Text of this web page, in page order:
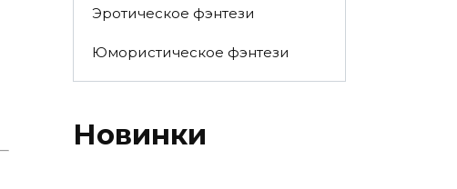
Эротическое фэнтези
Юмористическое фэнтези
Новинки